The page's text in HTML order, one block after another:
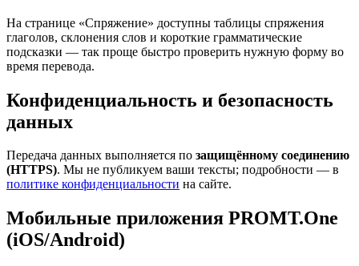
На странице «Спряжение» доступны таблицы спряжения
глаголов, склонения слов и короткие грамматические
подсказки — так проще быстро проверить нужную форму во
время перевода.
Конфиденциальность и безопасность
данных
Передача данных выполняется по защищённому соединению
(HTTPS). Мы не публикуем ваши тексты; подробности — в
политике конфиденциальности на сайте.
Мобильные приложения PROMT.One
(iOS/Android)